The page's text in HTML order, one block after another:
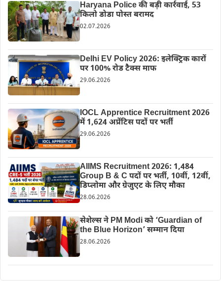
Haryana Police की बड़ी कार्रवाई, 53
किलो डोडा पोस्त बरामद
02.07.2026
Delhi EV Policy 2026: इलेक्ट्रिक कारों
पर 100% रोड टैक्स माफ
29.06.2026
IOCL Apprentice Recruitment 2026
में 1,624 अप्रेंटिस पदों पर भर्ती
29.06.2026
AIIMS Recruitment 2026: 1,484
Group B & C पदों पर भर्ती, 10वीं, 12वीं,
डिप्लोमा और ग्रेजुएट के लिए मौका
28.06.2026
सेशेल्स ने PM Modi को ‘Guardian of
the Blue Horizon’ सम्मान दिया
28.06.2026